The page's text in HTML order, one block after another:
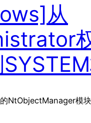
从
NtObjectManager模